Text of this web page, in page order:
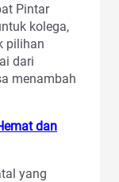
Pintar
kolega,
pilihan
dari
menambah
dan
yang